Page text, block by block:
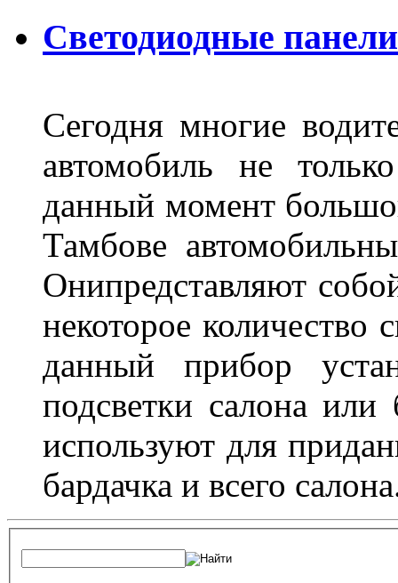
Светодиодные
Сегодня многие
автомобиль не
данный момент
Тамбове
Онипредставляют
некоторое количество
данный прибор
подсветки салона
используют для
бардачка и всего